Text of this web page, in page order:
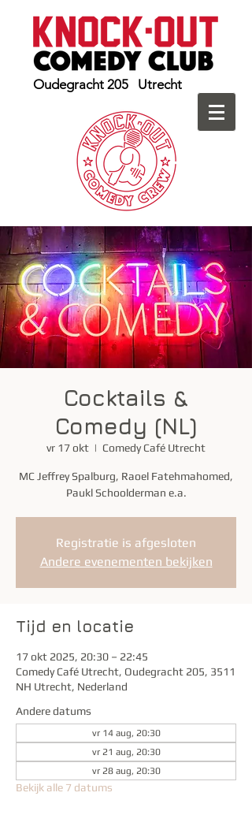
Oudegracht 205 Utrecht
Cocktails &
Comedy (NL)
vr 17 okt
  |
Comedy Café Utrecht
MC Jeffrey Spalburg, Raoel Fatehmahomed,
Paukl Schoolderman e.a.
Registratie is afgesloten
Andere evenementen bekijken
Tijd en locatie
17 okt 2025, 20:30 – 22:45
Comedy Café Utrecht, Oudegracht 205, 3511
NH Utrecht, Nederland
Andere datums
vr 14 aug, 20:30
vr 21 aug, 20:30
vr 28 aug, 20:30
Bekijk alle 7 datums